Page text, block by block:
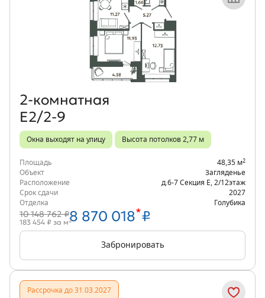
Объект месяца
2‑комнатная
Е2/2-9
Окна выходят на улицу Высота потолков 2,77 м
Площадь 48,35 м2
Объект
Загляденье
Расположение
д.6-7 Секция Е 2/12этаж
Срок сдачи
2027
Отделка
Голубика
10 148 762 ₽8 870 018*₽
183 454 ₽ за м2
Забронировать
Рассрочка до 31.03.2027